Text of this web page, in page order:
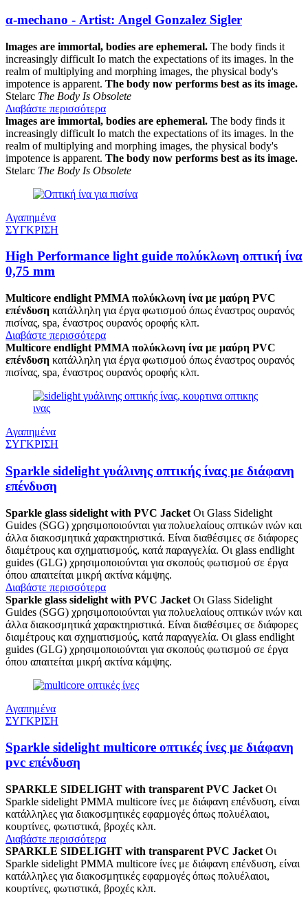
α-mechano - Artist: Angel Gonzalez Sigler
lmages are immortal, bodies are ephemeral. The body finds it
increasingly difficult Ιο match the expectations of its images. ln the
realm of multiplying and morphing images, the physical body's
impotence is apparent. The body now performs best as its image.
Stelarc The Body Ιs Obsolete
Διαβάστε περισσότερα
lmages are immortal, bodies are ephemeral. The body finds it
increasingly difficult Ιο match the expectations of its images. ln the
realm of multiplying and morphing images, the physical body's
impotence is apparent. The body now performs best as its image.
Stelarc The Body Ιs Obsolete
Αγαπημένα
ΣΥΓΚΡΙΣΗ
High Performance light guide πολύκλωνη οπτική ίνα
0,75 mm
Multicore endlight PMMA πολύκλωνη ίνα με μαύρη PVC
επένδυση κατάλληλη για έργα φωτισμού όπως έναστρος ουρανός
πισίνας, spa, έναστρος ουρανός οροφής κλπ.
Διαβάστε περισσότερα
Multicore endlight PMMA πολύκλωνη ίνα με μαύρη PVC
επένδυση κατάλληλη για έργα φωτισμού όπως έναστρος ουρανός
πισίνας, spa, έναστρος ουρανός οροφής κλπ.
Αγαπημένα
ΣΥΓΚΡΙΣΗ
Sparkle sidelight γυάλινης οπτικής ίνας με διάφανη
επένδυση
Sparkle glass sidelight with PVC Jacket Οι Glass Sidelight
Guides (SGG) χρησιμοποιούνται για πολυελαίους οπτικών ινών και
άλλα διακοσμητικά χαρακτηριστικά. Είναι διαθέσιμες σε διάφορες
διαμέτρους και σχηματισμούς, κατά παραγγελία. Οι glass endlight
guides (GLG) χρησιμοποιούνται για σκοπούς φωτισμού σε έργα
όπου απαιτείται μικρή ακτίνα κάμψης.
Διαβάστε περισσότερα
Sparkle glass sidelight with PVC Jacket Οι Glass Sidelight
Guides (SGG) χρησιμοποιούνται για πολυελαίους οπτικών ινών και
άλλα διακοσμητικά χαρακτηριστικά. Είναι διαθέσιμες σε διάφορες
διαμέτρους και σχηματισμούς, κατά παραγγελία. Οι glass endlight
guides (GLG) χρησιμοποιούνται για σκοπούς φωτισμού σε έργα
όπου απαιτείται μικρή ακτίνα κάμψης.
Αγαπημένα
ΣΥΓΚΡΙΣΗ
Sparkle sidelight multicore οπτικές ίνες με διάφανη
pvc επένδυση
SPARKLE SIDELIGHT with transparent PVC Jacket Οι
Sparkle sidelight PMMA multicore ίνες με διάφανη επένδυση, είναι
κατάλληλες για διακοσμητικές εφαρμογές όπως πολυέλαιοι,
κουρτίνες, φωτιστικά, βροχές κλπ.
Διαβάστε περισσότερα
SPARKLE SIDELIGHT with transparent PVC Jacket Οι
Sparkle sidelight PMMA multicore ίνες με διάφανη επένδυση, είναι
κατάλληλες για διακοσμητικές εφαρμογές όπως πολυέλαιοι,
κουρτίνες, φωτιστικά, βροχές κλπ.